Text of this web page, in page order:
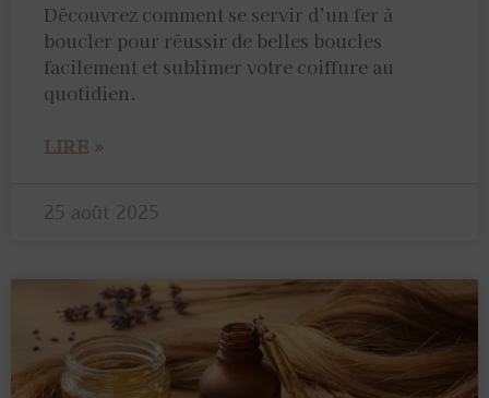
Découvrez comment se servir d’un fer à
boucler pour réussir de belles boucles
facilement et sublimer votre coiffure au
quotidien.
LIRE »
25 août 2025